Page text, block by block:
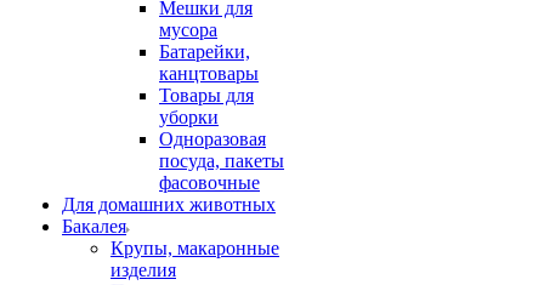
Мешки для
мусора
Батарейки,
канцтовары
Товары для
уборки
Одноразовая
посуда, пакеты
фасовочные
Для домашних животных
Бакалея
Крупы, макаронные
изделия